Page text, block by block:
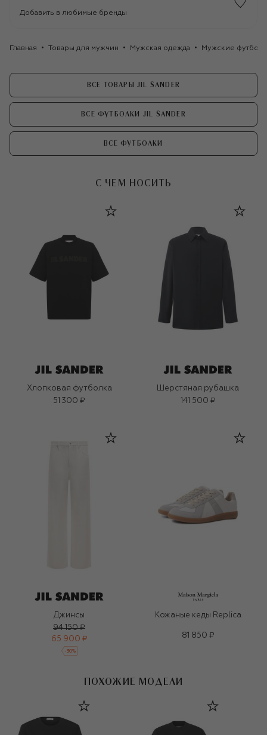
Добавить в любимые бренды
Главная Товары для мужчин Мужская одежда Мужские
ВСЕ ТОВАРЫ JIL SANDER
ВСЕ ФУТБОЛКИ JIL SANDER
ВСЕ ФУТБОЛКИ
С ЧЕМ НОСИТЬ
Хлопковая футболка
51 300 ₽
Шерстяная рубашка
141 500 ₽
Джинсы
94 150 ₽
65 900 ₽
-30%
Кожаные кеды Replica
81 850 ₽
ПОХОЖИЕ МОДЕЛИ